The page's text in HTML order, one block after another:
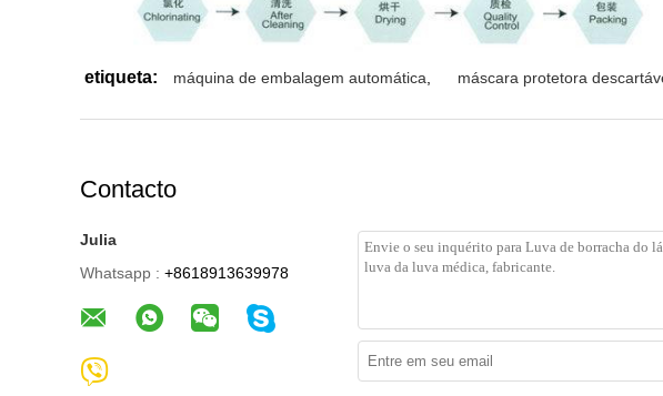
etiqueta: máquina de embalagem automática máscara protetora
Contacto
Julia
Whatsapp : +8618913639978